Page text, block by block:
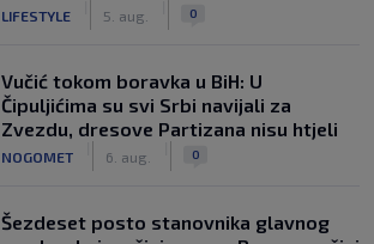
LIFESTYLE 5. aug. 0
Vučić tokom boravka u BiH: U
Čipuljićima su svi Srbi navijali za
Zvezdu, dresove Partizana nisu htjeli
NOGOMET 6. aug. 0
Šezdeset posto stanovnika glavnog